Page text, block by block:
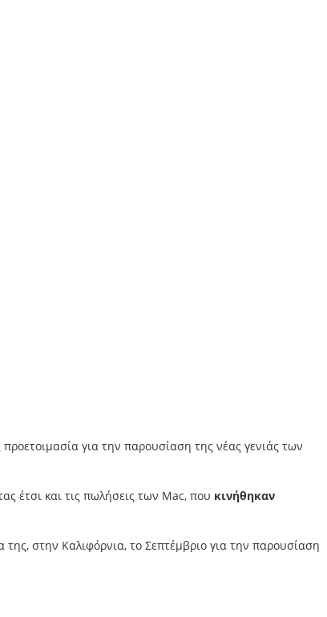
για την παρουσίαση της νέας γενιάς των
έτσι και τις πωλήσεις των Mac, που κινήθηκαν
στην Καλιφόρνια, το Σεπτέμβριο για την παρουσίαση